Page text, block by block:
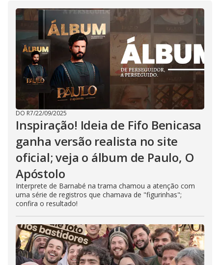
DO R7/22/09/2025
Inspiração! Ideia de Fifo Benicasa
ganha versão realista no site
oficial; veja o álbum de Paulo, O
Apóstolo
Interprete de Barnabé na trama chamou a atenção com
uma série de registros que chamava de "figurinhas";
confira o resultado!